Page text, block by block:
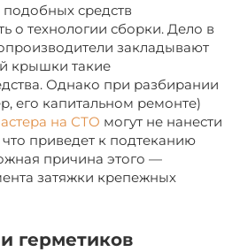
средств
о технологии сборки. Дело в
закладывают
крышки такие
Однако при разбирании
его капитальном ремонте)
на СТО могут не нанести
приведет к подтеканию
причина этого —
затяжки крепежных
герметиков